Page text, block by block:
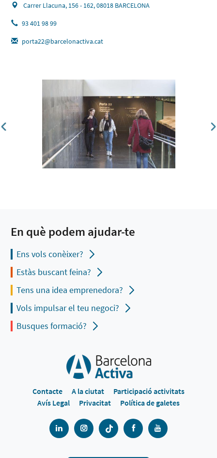
Carrer Llacuna, 156 - 162, 08018 BARCELONA
93 401 98 99
porta22@barcelonactiva.cat
En què podem ajudar-te
Ens vols conèixer?
Estàs buscant feina?
Tens una idea emprenedora?
Vols impulsar el teu negoci?
Busques formació?
Contacte A la ciutat
Participació activitats
Avís Legal
Privacitat Política de galetes